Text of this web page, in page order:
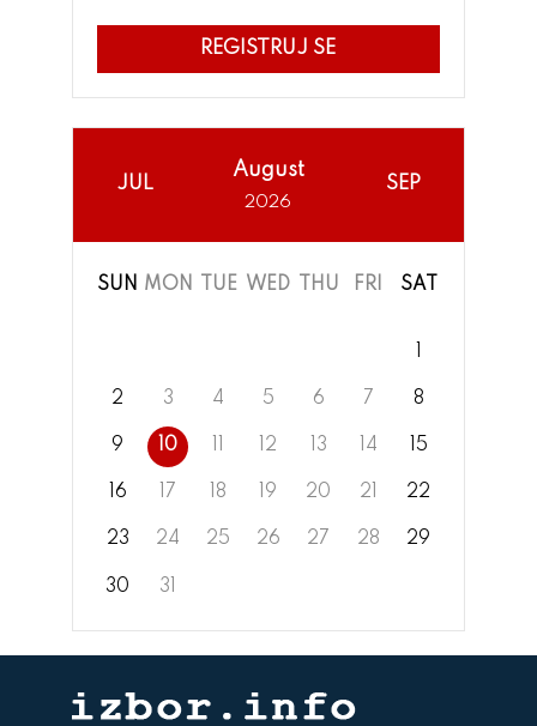
REGISTRUJ SE
JUL
August
2026
SEP
SUN MON TUE WED THU FRI SAT
2 3 4 5 6 7 8
9 10 12 13 14 15
16 17 18 19 20 21 22
23 24 25 26 27 28 29
30 31